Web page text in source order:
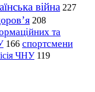
війна 227
208
та
166 спортсмени
ЧНУ 119